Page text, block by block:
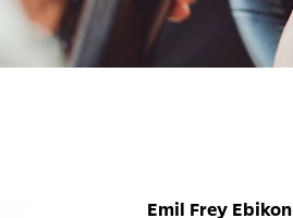
Emil Frey Ebikon